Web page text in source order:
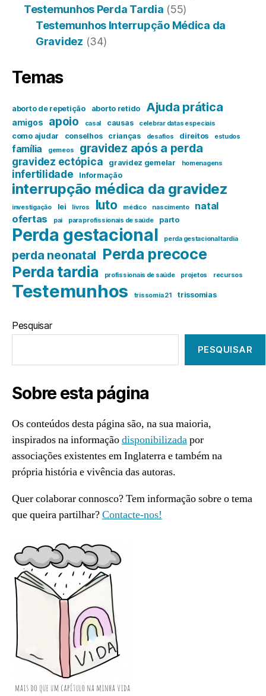
Testemunhos Perda Tardia (55)
Testemunhos Interrupção Médica da
Gravidez (34)
Temas
aborto de repetição aborto retido Ajuda prática
amigos apoio casal causas celebrar datas especiais
como ajudar conselhos crianças desafios direitos estudos
família gemeos gravidez após a perda
gravidez ectópica gravidez gemelar homenagens
infertilidade Informação
interrupção médica da gravidez
investigação lei livros luto médico nascimento natal
ofertas pai para profissionais de saúde parto
Perda gestacional perda gestacional tardia
perda neonatal Perda precoce
Perda tardia
profissionais de saúde projetos recursos
Testemunhos trissomia 21 trissomias
Pesquisar
PESQUISAR
Sobre esta página
Os conteúdos desta página são, na sua maioria,
inspirados na informaçãodisponibilizadapor
associações existentes em Inglaterra e também na
própria história e vivência das autoras.
Quer colaborar connosco? Tem informação sobre o tema
que queira partilhar?Contacte-nos!